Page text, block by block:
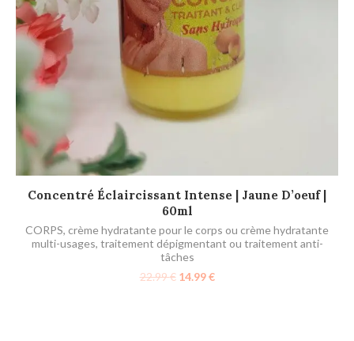
AJOUTER AU PANIER
Concentré Éclaircissant Intense | Jaune D’oeuf |
60ml
CORPS, crème hydratante pour le corps ou crème hydratante
multi-usages, traitement dépigmentant ou traitement anti-
tâches
22.99€ 14.99€